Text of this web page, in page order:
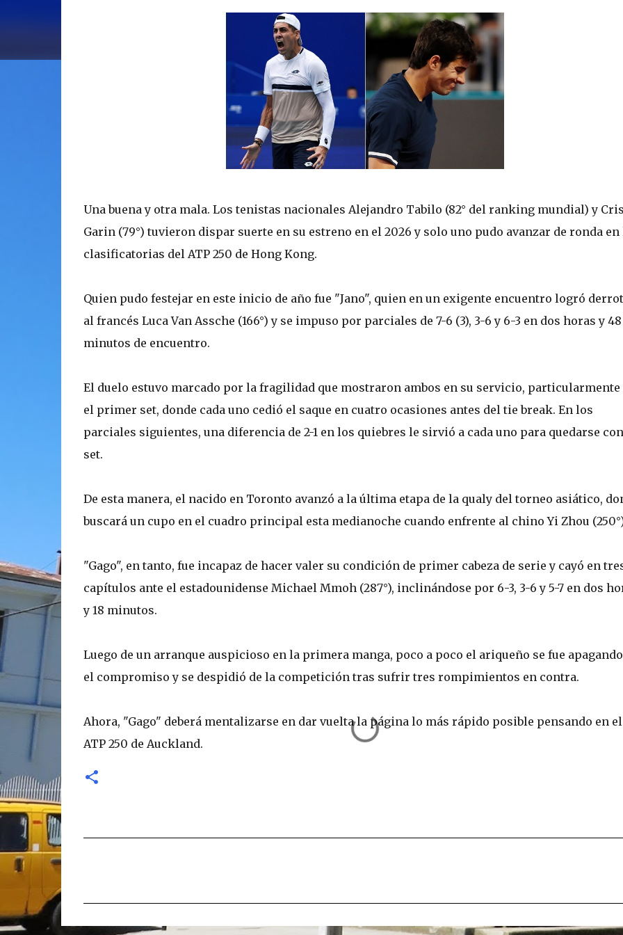
Una buena y otra mala. Los tenistas nacionales Alejandro Tabilo (82° del ranking mundial) y
Garin (79°) tuvieron dispar suerte en su estreno en el 2026 y solo uno pudo avanzar de ronda en
clasificatorias del ATP 250 de Hong Kong.
Quien pudo festejar en este inicio de año fue "Jano", quien en un exigente encuentro logró
al francés Luca Van Assche (166°) y se impuso por parciales de 7-6 (3), 3-6 y 6-3 en dos horas y 48
minutos de encuentro.
El duelo estuvo marcado por la fragilidad que mostraron ambos en su servicio, particularmente
el primer set, donde cada uno cedió el saque en cuatro ocasiones antes del tie break. En los
parciales siguientes, una diferencia de 2-1 en los quiebres le sirvió a cada uno para quedarse
set.
De esta manera, el nacido en Toronto avanzó a la última etapa de la qualy del torneo asiático,
buscará un cupo en el cuadro principal esta medianoche cuando enfrente al chino Yi Zhou
"Gago", en tanto, fue incapaz de hacer valer su condición de primer cabeza de serie y cayó en
capítulos ante el estadounidense Michael Mmoh (287°), inclinándose por 6-3, 3-6 y 5-7 en dos
y 18 minutos.
Luego de un arranque auspicioso en la primera manga, poco a poco el ariqueño se fue
el compromiso y se despidió de la competición tras sufrir tres rompimientos en contra.
Ahora, "Gago" deberá mentalizarse en dar vuelta la página lo más rápido posible pensando en el
ATP 250 de Auckland.